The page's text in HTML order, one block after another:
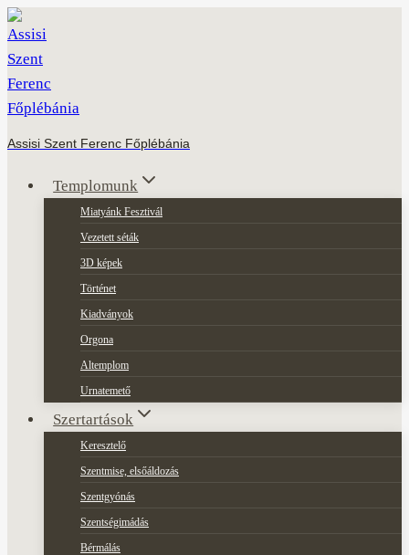
Skip
to
content
Assisi Szent Ferenc Főplébánia
Templomunk
Miatyánk Fesztivál
Vezetett séták
3D képek
Történet
Kiadványok
Orgona
Altemplom
Urnatemető
Szertartások
Keresztelő
Szentmise, elsőáldozás
Szentgyónás
Szentségimádás
Bérmálás